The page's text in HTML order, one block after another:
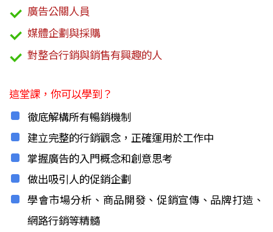
廣告公關人員
媒體企劃與採購
對整合行銷與銷售有興趣的人
這堂課，你可以學到？
徹底解構所有暢銷機制
建立完整的行銷觀念，正確運用於工作中
掌握廣告的入門概念和創意思考
做出吸引人的促銷企劃
學會市場分析、商品開發、促銷宣傳、品牌打造、
網路行銷等精髓